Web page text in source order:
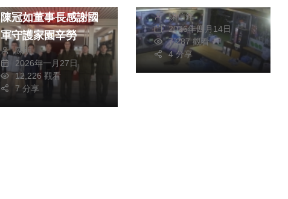
陳冠如董事長感謝國
軍守護家園辛勞
陳明
2026年一月27日
12,226 觀看
7 分享
陳信銘
2026年四月14日
7,287 觀看
4 分享